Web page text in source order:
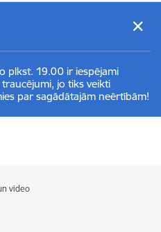
plkst. 19.00 ir iespējami
jo tiks veikti
par sagādātajām neērtībām!
video